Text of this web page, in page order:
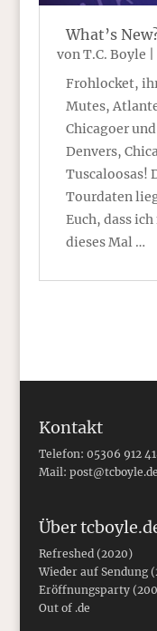
What’s
von T.C. Boyle
Frohlocket,
Mutes,
Chicagoer
Denvers,
Tuscaloosas!
Tourdaten
Euch, dass
dieses Mal …
Kontakt
Telefon: 05306 912
Mail: post@tcboyle.de
Über
Refreshed (2020)
Wieder auf Sendung
Eröffnungsparty
Out of .de